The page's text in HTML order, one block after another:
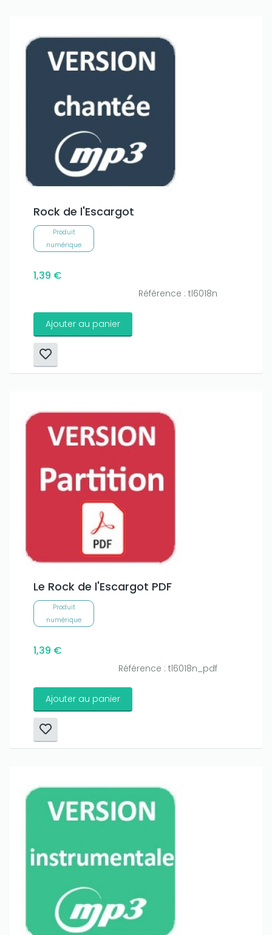
Rock de l'Escargot
Produit
numérique
1,39 €
Référence : tl6018n
Ajouter au panier
Le Rock de l'Escargot PDF
Produit
numérique
1,39 €
Référence : tl6018n_pdf
Ajouter au panier